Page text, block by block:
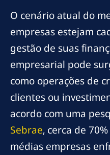
O cenário atual do
empresas estejam
gestão de suas
empresarial pode
como operações de
clientes ou
acordo com uma
Sebrae, cerca de
médias empresas